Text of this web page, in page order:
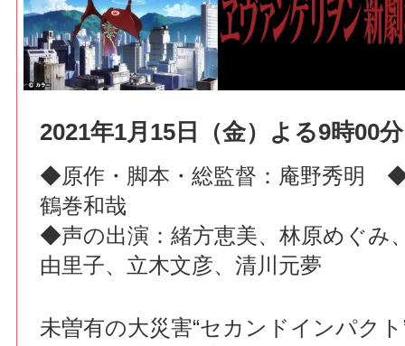
2021年1月15日（金）よる9時00
◆原作・脚本・総監督：庵野秀明
鶴巻和哉
◆声の出演：緒方恵美、林原めぐみ
由里子、立木文彦、清川元夢
未曽有の大災害“セカンドインパク